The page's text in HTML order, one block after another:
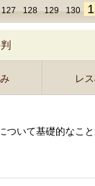
127 128 129 130
レ
ついて基礎的なこ